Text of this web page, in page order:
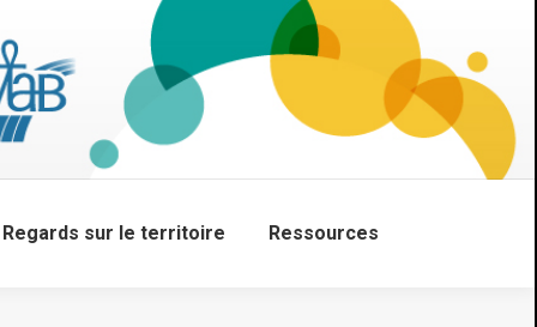
Regards sur le territoire Ressources